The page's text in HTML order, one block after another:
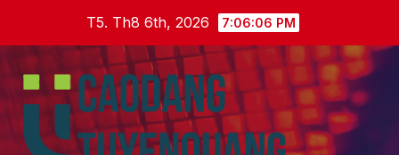
content
T5. Th8 6th, 2026 7:06:07 PM